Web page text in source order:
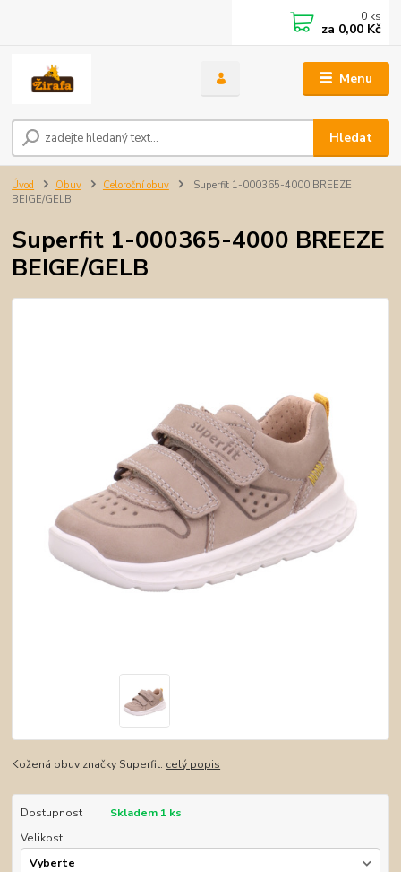
Menu
Hledat
0 ks
za 0,00 Kč
Úvod Obuv Celoroční obuv
Superfit 1-000365-4000 BREEZE
BEIGE/GELB
Superfit 1-000365-4000 BREEZE
BEIGE/GELB
Kožená obuv značky Superfit. celý popis
Dostupnost
Skladem 1 ks
Velikost